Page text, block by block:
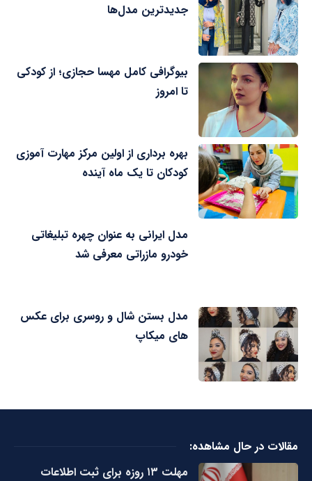
جدیدترین مدل‌ها
بیوگرافی کامل مهسا حجازی؛ از کودکی
تا امروز
بهره برداری از اولین مرکز مهارت آموزی
کودکان تا یک ماه آینده
مدل ایرانی به عنوان چهره تبلیغاتی
خودرو مازراتی معرفی شد
مدل بستن شال و روسری برای عکس
های میکاپ
مقالات در حال مشاهده:
مهلت ۱۳ روزه برای ثبت اطلاعات